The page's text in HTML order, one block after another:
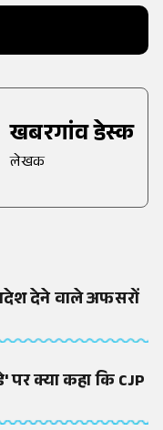
खबरगांव डेस्क
लेखक
देने वाले अफसरों
पर क्या कहा कि CJP